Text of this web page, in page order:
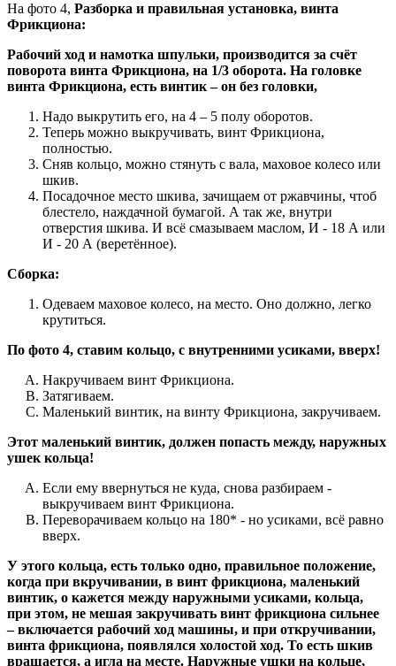
На фото 4, Разборка и правильная установка, винта
Фрикциона:
Рабочий ход и намотка шпульки, производится за счёт
поворота винта Фрикциона, на 1/3 оборота. На головке
винта Фрикциона, есть винтик – он без головки,
Надо выкрутить его, на 4 – 5 полу оборотов.
Теперь можно выкручивать, винт Фрикциона,
полностью.
Сняв кольцо, можно стянуть с вала, маховое колесо или
шкив.
Посадочное место шкива, зачищаем от ржавчины, чтоб
блестело, наждачной бумагой. А так же, внутри
отверстия шкива. И всё смазываем маслом, И - 18 А или
И - 20 А (веретённое).
Сборка:
Одеваем маховое колесо, на место. Оно должно, легко
крутиться.
По фото 4, ставим кольцо, с внутренними усиками, вверх!
Накручиваем винт Фрикциона.
Затягиваем.
Маленький винтик, на винту Фрикциона, закручиваем.
Этот маленький винтик, должен попасть между, наружных
ушек кольца!
Если ему ввернуться не куда, снова разбираем -
выкручиваем винт Фрикциона.
Переворачиваем кольцо на 180* - но усиками, всё равно
вверх.
У этого кольца, есть только одно, правильное положение,
когда при вкручивании, в винт фрикциона, маленький
винтик, о кажется между наружными усиками, кольца,
при этом, не мешая закручивать винт фрикциона сильнее
– включается рабочий ход машины, и при откручивании,
винта фрикциона, появлялся холостой ход. То есть шкив
вращается, а игла на месте. Наружные ушки на кольце,